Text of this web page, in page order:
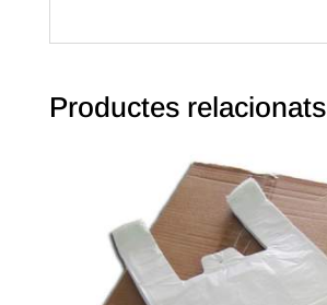
Productes relacionats